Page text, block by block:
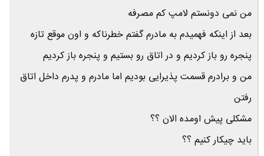
من نمی دونستم لامپ کم مصرفه
بعد از اینکه فهمیدم به مادرم گفتم خطرناکه و اون موقع تازه
پنجره رو باز کردیم و در اتاق رو بستیم و پنجره باز کردیم
من و برادرم قسمت پذیرایی بودیم اما مادرم و پدرم داخل اتاق
رفتن
مشکلی پیش اومده الان ؟؟
باید چیکار کنیم ؟؟